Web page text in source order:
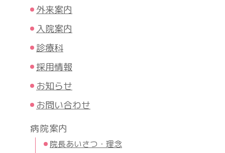
外来案内
入院案内
診療科
採用情報
お知らせ
お問い合わせ
病院案内
院長あいさつ・理念